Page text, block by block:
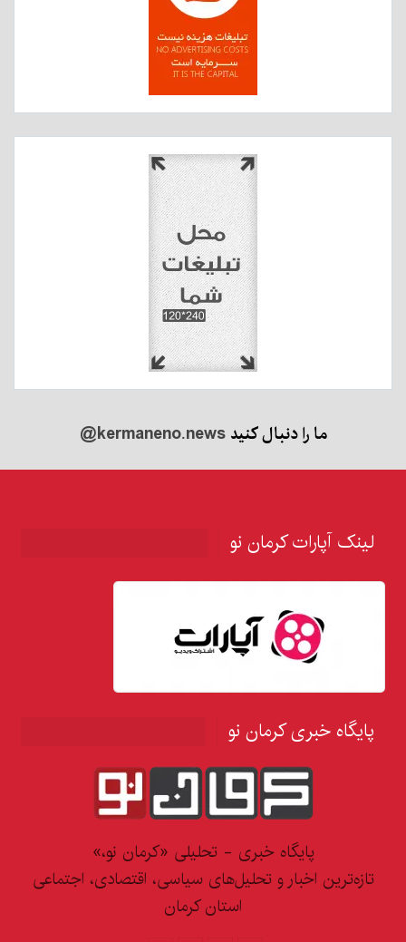
ما را دنبال کنید@kermaneno.news
لینک آپارات کرمان نو
پایگاه خبری کرمان نو
پایگاه خبری - تحلیلی «کرمان نو،»
تازه‌ترین اخبار و تحلیل‌های سیاسی، اقتصادی، اجتماعی
استان کرمان